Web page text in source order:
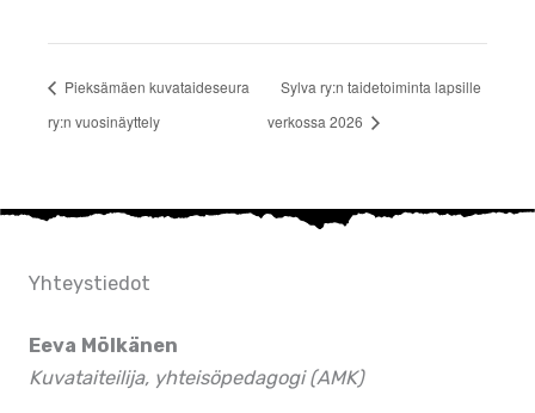
Pieksämäen kuvataideseura
ry:n vuosinäyttely
Sylva ry:n taidetoiminta lapsille
verkossa 2026
Yhteystiedot
Eeva Mölkänen
Kuvataiteilija, yhteisöpedagogi (AMK)